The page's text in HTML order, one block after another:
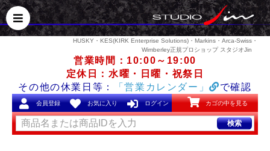
HUSKY・KES(KIRK Enterprise Solutions)・Markins・Arca-Swiss・
Wimberley正規プロショップ スタジオJin
営業時間：10:00～19:00
定休日：水曜・日曜・祝祭日
その他の休業日等：
「営業カレンダー」 で確認
会員登録 お気に入り ログイン カゴの中を見る
検索